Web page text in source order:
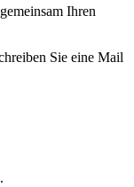
Ihren
Sie eine Mail